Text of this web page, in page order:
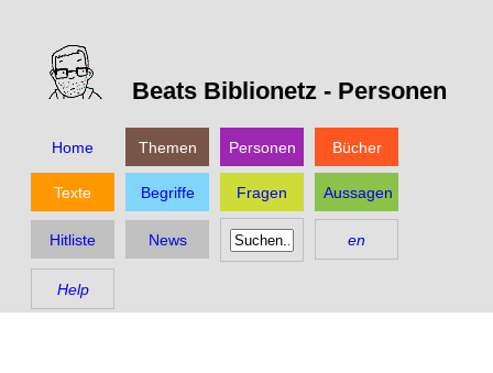
Beats Biblionetz - Personen
Home Themen Personen Bücher
Texte Begriffe Fragen Aussagen
Hitliste News en
Help